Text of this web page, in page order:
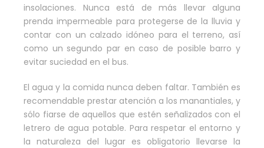
insolaciones. Nunca está de más llevar alguna
prenda impermeable para protegerse de la lluvia y
contar con un calzado idóneo para el terreno, así
como un segundo par en caso de posible barro y
evitar suciedad en el bus.
El agua y la comida nunca deben faltar. También es
recomendable prestar atención a los manantiales, y
sólo fiarse de aquellos que estén señalizados con el
letrero de agua potable. Para respetar el entorno y
la naturaleza del lugar es obligatorio llevarse la